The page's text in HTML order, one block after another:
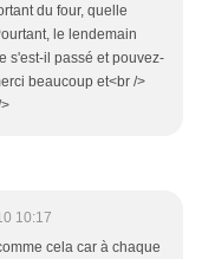
du four, quelle
le lendemain
s'est-il passé et pouvez-
beaucoup et<br />
10:17
cela car à chaque